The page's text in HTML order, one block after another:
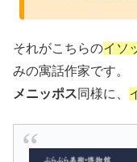
それがこちらのイソ
みの寓話作家です。
メニッポス同様に、